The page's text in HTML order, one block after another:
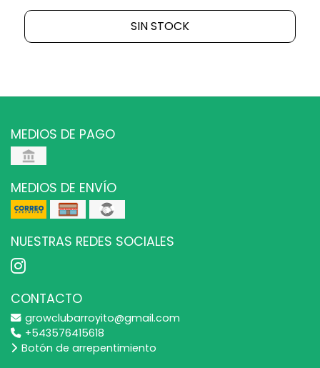
SIN STOCK
MEDIOS DE PAGO
MEDIOS DE ENVÍO
NUESTRAS REDES SOCIALES
CONTACTO
growclubarroyito@gmail.com
+543576415618
Botón de arrepentimiento